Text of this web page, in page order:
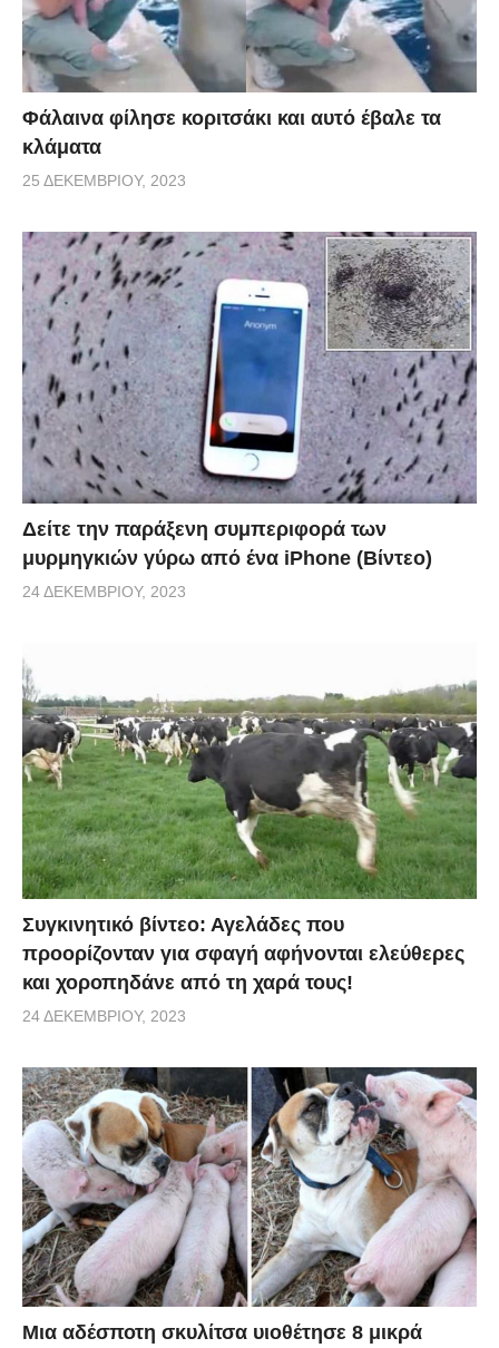
Φάλαινα φίλησε κοριτσάκι και αυτό έβαλε τα
κλάματα
25 ΔΕΚΕΜΒΡΊΟΥ, 2023
Δείτε την παράξενη συμπεριφορά των
μυρμηγκιών γύρω από ένα iPhone (Βίντεο)
24 ΔΕΚΕΜΒΡΊΟΥ, 2023
Συγκινητικό βίντεο: Αγελάδες που
προορίζονταν για σφαγή αφήνονται ελεύθερες
και χοροπηδάνε από τη χαρά τους!
24 ΔΕΚΕΜΒΡΊΟΥ, 2023
Μια αδέσποτη σκυλίτσα υιοθέτησε 8 μικρά